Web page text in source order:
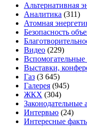
Альтернативная
Аналитика (311)
Атомная
Безопасность
Видео (229)
Вспомогательные
Выставки,
Газ (3 645)
Галерея (945)
ЖКХ (304)
Законодательные
Интервью (24)
Интересные